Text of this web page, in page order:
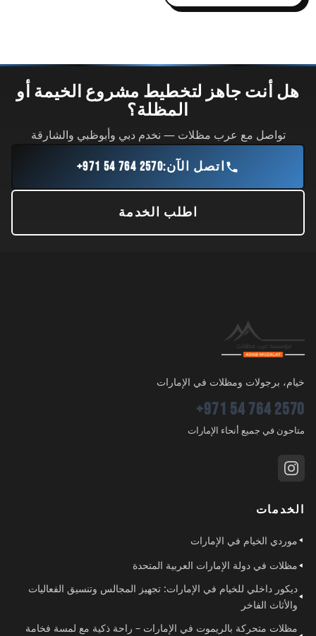
هل أنت جاهز لتخطيط مشروع الخيمة أو
المظلة؟
تواصل مع عرب مظلات — نخدم دبي وأبوظبي والشارقة
اتصل الآن:+971 54 764 2570
اطلب الخدمة
خيام، برجولات ومظلات في الإمارات
+971 54 764 2570
متاحون في جميع أنحاء الإمارات
الخدمات
موردي الخيام في الإمارات
مظلات في دولة الإمارات العربية المتحدة
ديكور داخلي للخيام في الإمارات: تجهيز المجالس وتنسيق الفعاليات
والأثاث الفاخر
مظلات متحركة بالريموت في الإمارات – راحة ذكية مع لمسة فخامة